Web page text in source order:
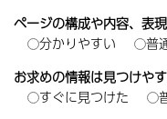
ページの構成や内容、表
分かりやすい
普
お求めの情報は見つけや
すぐに見つけた